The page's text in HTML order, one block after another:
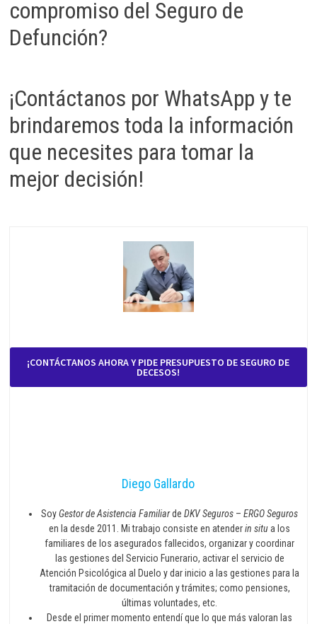
compromiso del Seguro de
Defunción?
¡Contáctanos por WhatsApp y te
brindaremos toda la información
que necesites para tomar la
mejor decisión!
¡CONTÁCTANOS AHORA Y PIDE PRESUPUESTO DE SEGURO DE
DECESOS!
Diego Gallardo
SoyGestor de Asistencia FamiliardeDKV Seguros –ERGO Seguros
en la desde 2011. Mi trabajo consiste en atenderin situa los
familiares de los asegurados fallecidos, organizar y coordinar
las gestiones del Servicio Funerario, activar el servicio de
Atención Psicológica al Duelo y dar inicio a las gestiones para la
tramitación de documentación y trámites; como pensiones,
últimas voluntades, etc.
Desde el primer momento entendí que lo que más valoran las